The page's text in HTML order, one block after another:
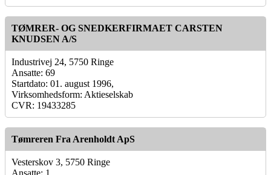
TØMRER- OG SNEDKERFIRMAET CARSTEN
KNUDSEN A/S
Industrivej 24, 5750 Ringe
Ansatte: 69
Startdato: 01. august 1996,
Virksomhedsform: Aktieselskab
CVR: 19433285
Tømreren Fra Arenholdt ApS
Vesterskov 3, 5750 Ringe
Ansatte: 1